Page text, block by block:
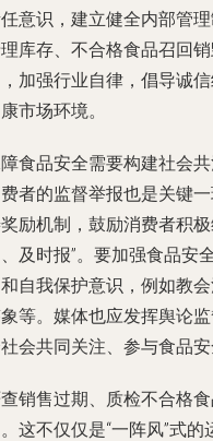
意识，建立健全内部管
库存、不合格食品召回
加强行业自律，倡导诚
市场环境。
食品安全需要构建社会
者的监督举报也是关键
励机制，鼓励消费者积
及时报”。要加强食品安
自我保护意识，例如教
等。媒体也应发挥舆论
会共同关注、参与食品安
销售过期、质检不合格
这不仅仅是“一阵风”式